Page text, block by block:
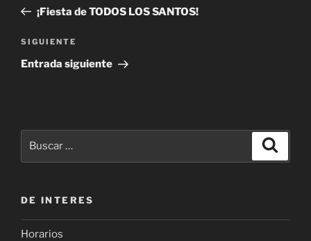
entradas
anterior:
¡Fiesta de TODOS LOS SANTOS!
Siguiente
entrada
SIGUIENTE
Entrada siguiente
DE INTERES
Horarios